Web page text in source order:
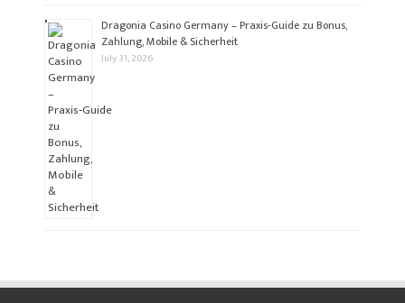
Dragonia Casino Germany – Praxis‑Guide zu Bonus,
Zahlung, Mobile & Sicherheit
July 31, 2026